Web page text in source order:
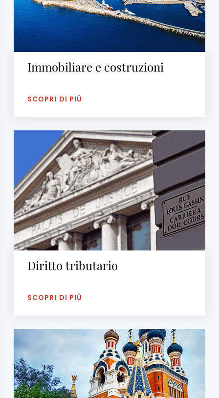
Immobiliare e costruzioni
SCOPRI DI PIÙ
Diritto tributario
SCOPRI DI PIÙ